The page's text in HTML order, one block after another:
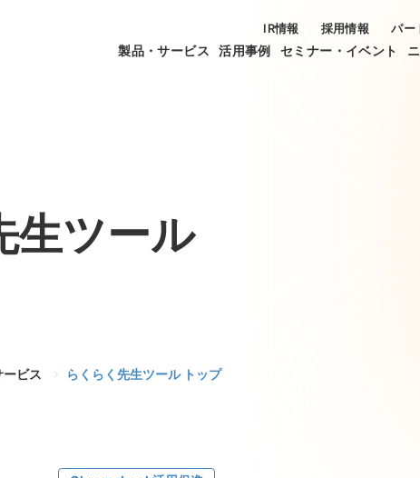
製品・サービス 活用事例 セミナー・イベント
IR情報 採用情報 パー
生ツール
ビス らくらく先生ツール トップ